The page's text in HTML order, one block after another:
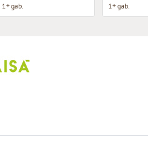
1+ gab.
1+ gab.